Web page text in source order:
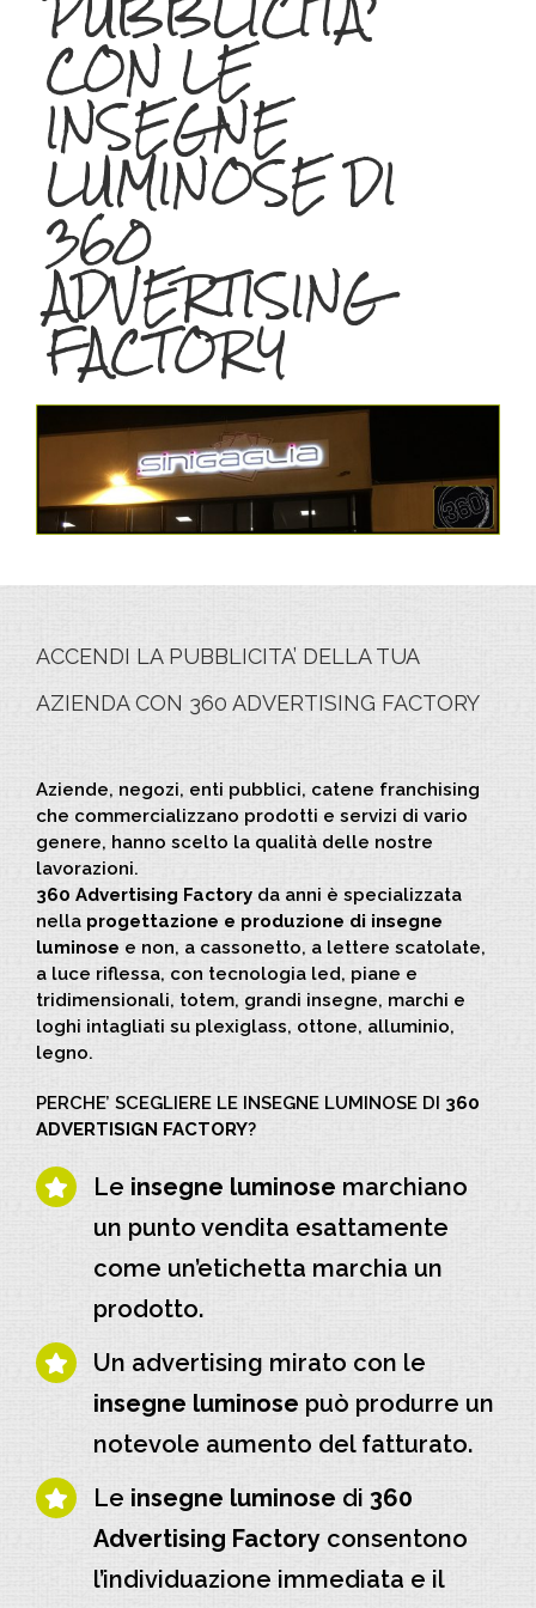
CON LE
INSEGNE
LUMINOSE DI
360
ADVERTISING
FACTORY
ACCENDI LA PUBBLICITA’ DELLA TUA
AZIENDA CON 360 ADVERTISING FACTORY
Aziende, negozi, enti pubblici, catene franchising
che commercializzano prodotti e servizi di vario
genere, hanno scelto la qualità delle nostre
lavorazioni.
360 Advertising Factory da anni è specializzata
nella progettazione e produzione di insegne
luminose e non, a cassonetto, a lettere scatolate,
a luce riflessa, con tecnologia led, piane e
tridimensionali, totem, grandi insegne, marchi e
loghi intagliati su plexiglass, ottone, alluminio,
legno.
PERCHE’ SCEGLIERE LE INSEGNE LUMINOSE DI 360
ADVERTISIGN FACTORY?
Le insegne luminose marchiano
un punto vendita esattamente
come un’etichetta marchia un
prodotto.
Un advertising mirato con le
insegne luminose può produrre un
notevole aumento del fatturato.
Le insegne luminose di 360
Advertising Factory consentono
l’individuazione immediata e il